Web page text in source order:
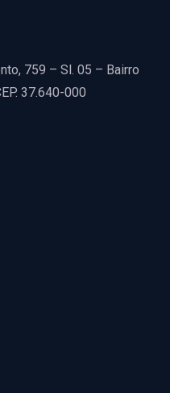
759 – Sl. 05 – Bairro
37.640-000